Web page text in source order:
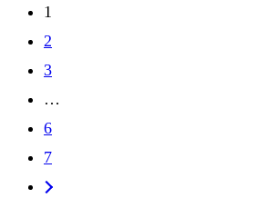
1
2
3
…
6
7